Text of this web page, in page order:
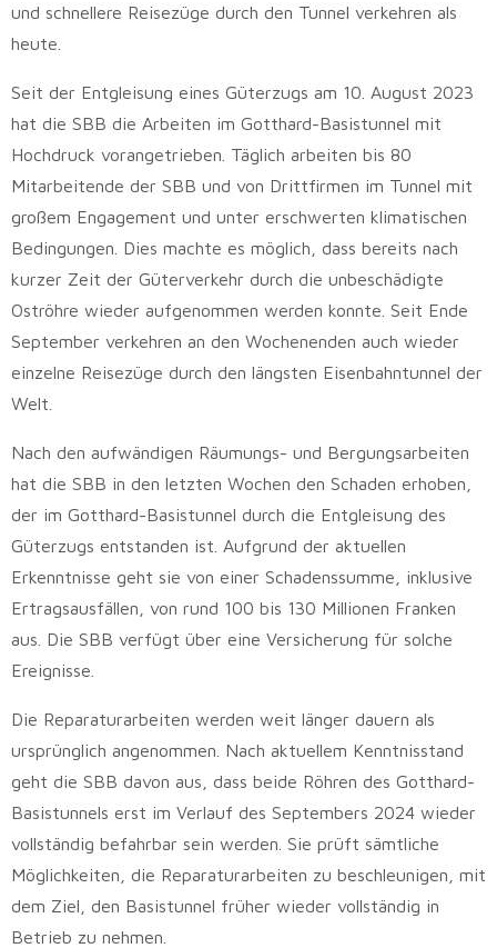
und schnellere Reisezüge durch den Tunnel verkehren als
heute.
Seit der Entgleisung eines Güterzugs am 10. August 2023
hat die SBB die Arbeiten im Gotthard-Basistunnel mit
Hochdruck vorangetrieben. Täglich arbeiten bis 80
Mitarbeitende der SBB und von Drittfirmen im Tunnel mit
großem Engagement und unter erschwerten klimatischen
Bedingungen. Dies machte es möglich, dass bereits nach
kurzer Zeit der Güterverkehr durch die unbeschädigte
Oströhre wieder aufgenommen werden konnte. Seit Ende
September verkehren an den Wochenenden auch wieder
einzelne Reisezüge durch den längsten Eisenbahntunnel der
Welt.
Nach den aufwändigen Räumungs- und Bergungsarbeiten
hat die SBB in den letzten Wochen den Schaden erhoben,
der im Gotthard-Basistunnel durch die Entgleisung des
Güterzugs entstanden ist. Aufgrund der aktuellen
Erkenntnisse geht sie von einer Schadenssumme, inklusive
Ertragsausfällen, von rund 100 bis 130 Millionen Franken
aus. Die SBB verfügt über eine Versicherung für solche
Ereignisse.
Die Reparaturarbeiten werden weit länger dauern als
ursprünglich angenommen. Nach aktuellem Kenntnisstand
geht die SBB davon aus, dass beide Röhren des Gotthard-
Basistunnels erst im Verlauf des Septembers 2024 wieder
vollständig befahrbar sein werden. Sie prüft sämtliche
Möglichkeiten, die Reparaturarbeiten zu beschleunigen, mit
dem Ziel, den Basistunnel früher wieder vollständig in
Betrieb zu nehmen.